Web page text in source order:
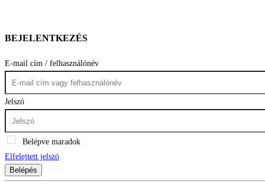
BEJELENTKEZÉS
E-mail cím / felhasználónév
Jelszó
Belépve maradok
Elfelejtett jelszó
Belépés